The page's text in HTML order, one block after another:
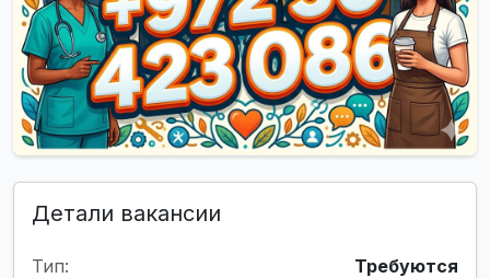
Детали вакансии
Тип: Требуются